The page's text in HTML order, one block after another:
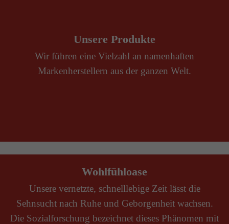
Unsere Produkte
Wir führen eine Vielzahl an namenhaften
Markenherstellern aus der ganzen Welt.
Wohlfühloase
Unsere vernetzte, schnelllebige Zeit lässt die
Sehnsucht nach Ruhe und Geborgenheit wachsen.
Die Sozialforschung bezeichnet dieses Phänomen mit